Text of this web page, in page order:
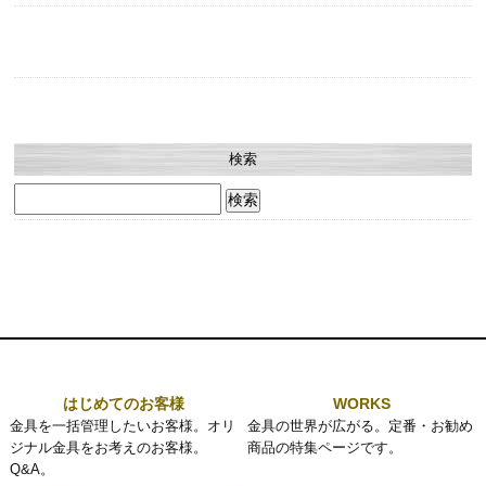
検索
索:
はじめてのお客様
金具を一括管理したいお客様。オリ
ジナル金具をお考えのお客様。
Q&A。
WORKS
金具の世界が広がる。定番・お勧め
商品の特集ページです。